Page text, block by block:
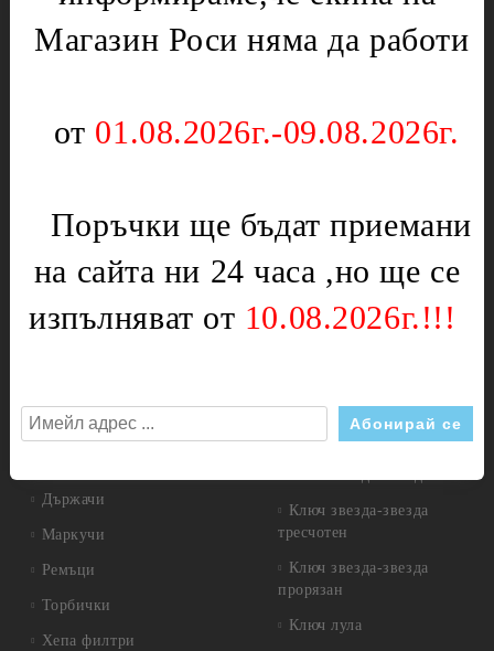
Нагреватели
Плочи
Стъкла за фурни
Терморегулатори и
термоограничители
Уплътнители
Прахосмукачки
Държачи
Маркучи
Ремъци
Торбички
Хепа филтри
Шублери
Клещи
Клещи керпеден
Комплекти
Ключ гаечен
Ключ глух Г-образен
Ключ звездогаечен
Ключ звезда-звезда
тресчотен
Ключ звезда-звезда
прорязан
Ключ лула
Магазин Роси няма да работи
от 01.08.2026г.-09.08.2026г.
Поръчки ще бъдат приемани
на сайта ни 24 часа ,но ще се
изпълняват от 10.08.2026г.!!!